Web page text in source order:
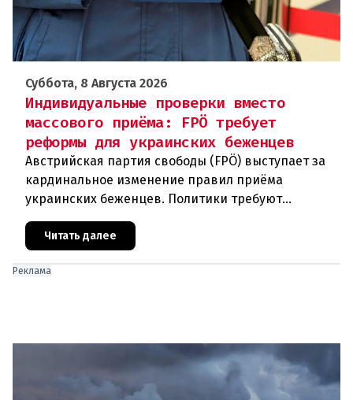
Суббота, 8 Августа 2026
Индивидуальные проверки вместо
массового приёма: FPÖ требует
реформы для украинских беженцев
Австрийская партия свободы (FPÖ) выступает за
кардинальное изменение правил приёма
украинских беженцев. Политики требуют
отменить автоматическое предоставление
убежища и ввести индивидуальные проверки
Читать далее
Реклама